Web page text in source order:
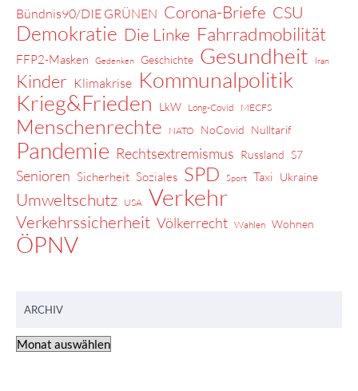
Bündnis90/DIE GRÜNEN Corona-Briefe CSU
Demokratie Die Linke Fahrradmobilität
FFP2-Masken Gedenken Geschichte Gesundheit Iran
Kinder Klimakrise Kommunalpolitik
Krieg&Frieden
LkW Long-Covid MECFS
Menschenrechte NATO NoCovid Nulltarif
Pandemie Rechtsextremismus Russland S7
Senioren Sicherheit Soziales SPD Sport Taxi Ukraine
Umweltschutz USA Verkehr
Verkehrssicherheit Völkerrecht Wahlen Wohnen
ÖPNV
ARCHIV